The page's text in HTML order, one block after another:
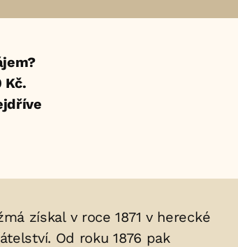
Kč.
získal v roce 1871 v herecké
Od roku 1876 pak